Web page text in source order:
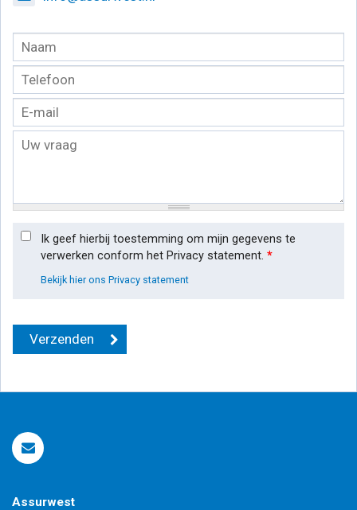
Ik geef hierbij toestemming om mijn gegevens te
verwerken conform het Privacy statement. *
Bekijk hier ons Privacy statement
Assurwest